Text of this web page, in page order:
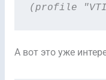
(profile "VTI-
А вот это уже